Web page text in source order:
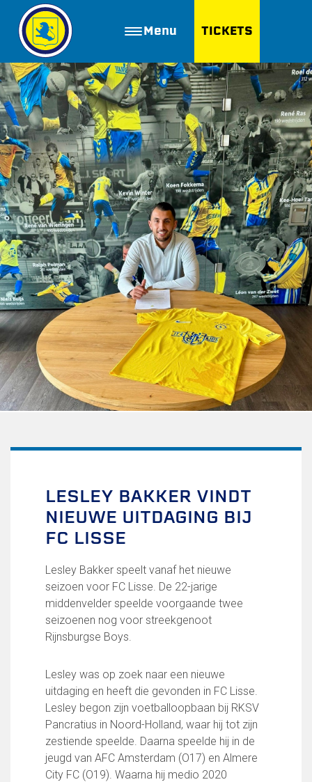
Menu TICKETS
ZOEKEN
Golfbaan Ter Specke
Webshop
Nieuws
Vacatures
Join FC Lisse
Aanmelden voor proeftraining
Lid worden van FC Lisse
Word vrijwilliger
De Club van 100
Uitschrijven
Over FC Lisse
Organisatie
Informatie voor de Pers
Onze historie
Fysiotherapie voor leden
Kledingplan
Merchandise
Contributie
Gevonden voorwerpen
Verenigingsdocumenten
Teams
FC Lisse 1
Toegangs- en seizoenskaarten
Heren- en jongensvoetbal
Vrouwen 1
Vrouwen- en meidenvoetbal
7 tegen 7 Voetbal (35+)
Zaalvoetbal
Walking Football
LESLEY BAKKER VINDT
NIEUWE UITDAGING BIJ
FC LISSE
Lesley Bakker speelt vanaf het nieuwe
seizoen voor FC Lisse. De 22-jarige
middenvelder speelde voorgaande twee
seizoenen nog voor streekgenoot
Rijnsburgse Boys.
Lesley was op zoek naar een nieuwe
uitdaging en heeft die gevonden in FC Lisse.
Lesley begon zijn voetballoopbaan bij RKSV
Pancratius in Noord-Holland, waar hij tot zijn
zestiende speelde. Daarna speelde hij in de
jeugd van AFC Amsterdam (O17) en Almere
City FC (O19). Waarna hij medio 2020